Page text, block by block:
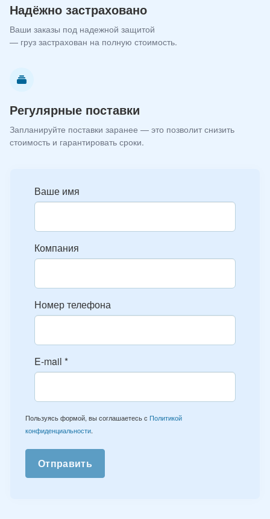
Надёжно застраховано
Ваши заказы под надежной защитой
— груз застрахован на полную стоимость.
Регулярные поставки
Запланируйте поставки заранее — это позволит снизить
стоимость и гарантировать сроки.
Ваше имя
Компания
Номер телефона
E-mail *
Пользуясь формой, вы соглашаетесь с Политикой
конфиденциальности.